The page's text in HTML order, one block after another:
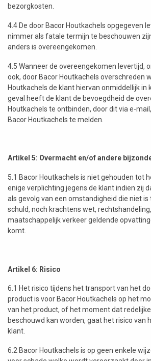
bezorgkosten.
4.4 De door Bacor Houtkachels opgegeven
nimmer als fatale termijn te beschouwen
anders is overeengekomen.
4.5 Wanneer de overeengekomen levertijd,
ook, door Bacor Houtkachels overschreden
Houtkachels de klant hiervan onmiddellijk in
geval heeft de klant de bevoegdheid de
Houtkachels te ontbinden, door dit via e-
Bacor Houtkachels te melden.
Artikel 5: Overmacht en/of andere
5.1 Bacor Houtkachels is niet gehouden tot
enige verplichting jegens de klant indien zij
als gevolg van een omstandigheid die niet
schuld, noch krachtens wet,
maatschappelijk verkeer geldende
komt.
Artikel 6: Risico
6.1 Het risico tijdens het transport van het
product is voor Bacor Houtkachels op het
van het product, of het moment dat
beschouwd kan worden, gaat het risico van
klant.
6.2 Bacor Houtkachels is op geen enkele